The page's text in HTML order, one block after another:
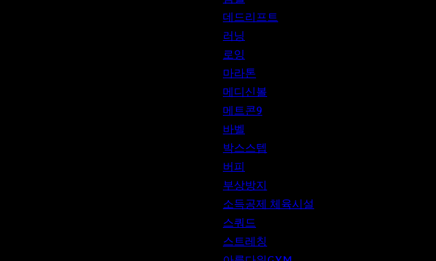
데드리프트
러닝
로잉
마라톤
메디신볼
메트콘9
바벨
박스스텝
버피
부상방지
소득공제 체육시설
스쿼드
스트레칭